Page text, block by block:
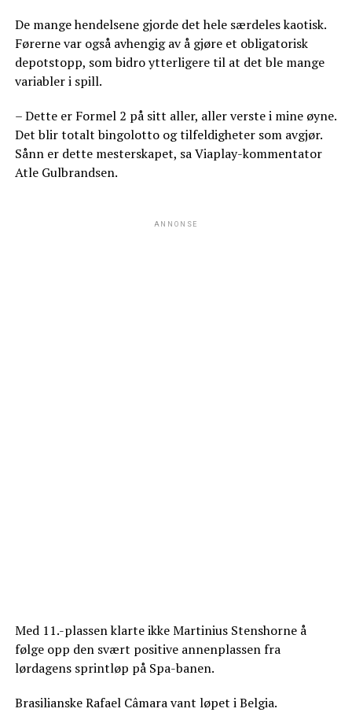
De mange hendelsene gjorde det hele særdeles kaotisk.
Førerne var også avhengig av å gjøre et obligatorisk
depotstopp, som bidro ytterligere til at det ble mange
variabler i spill.
– Dette er Formel 2 på sitt aller, aller verste i mine øyne.
Det blir totalt bingolotto og tilfeldigheter som avgjør.
Sånn er dette mesterskapet, sa Viaplay-kommentator
Atle Gulbrandsen.
ANNONSE
Med 11.-plassen klarte ikke Martinius Stenshorne å
følge opp den svært positive annenplassen fra
lørdagens sprintløp på Spa-banen.
Brasilianske Rafael Câmara vant løpet i Belgia.